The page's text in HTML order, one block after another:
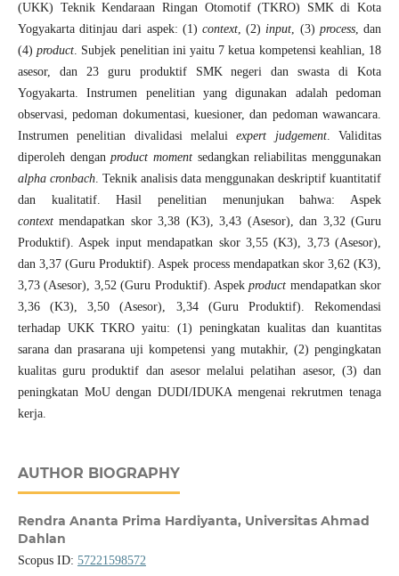
(UKK) Teknik Kendaraan Ringan Otomotif (TKRO) SMK di Kota
Yogyakarta ditinjau dari aspek: (1) context, (2)input, (3) process, dan
(4)product. Subjek penelitian ini yaitu 7 ketua kompetensi keahlian, 18
asesor, dan 23 guru produktif SMK negeri dan swasta di Kota
Yogyakarta. Instrumen penelitian yang digunakan adalah pedoman
observasi, pedoman dokumentasi, kuesioner, dan pedoman wawancara.
Instrumen penelitian divalidasi melaluiexpert judgement. Validitas
diperoleh denganproduct moment sedangkan reliabilitas menggunakan
alpha cronbach. Teknik analisis data menggunakan deskriptif kuantitatif
dan kualitatif. Hasil penelitian menunjukan bahwa: Aspek
contextmendapatkan skor 3,38 (K3), 3,43 (Asesor), dan 3,32 (Guru
Produktif). Aspek input mendapatkan skor 3,55 (K3), 3,73 (Asesor),
dan 3,37 (Guru Produktif). Aspek process mendapatkan skor 3,62 (K3),
3,73 (Asesor), 3,52 (Guru Produktif). Aspekproduct mendapatkan skor
3,36 (K3), 3,50 (Asesor), 3,34 (Guru Produktif). Rekomendasi
terhadap UKK TKRO yaitu: (1) peningkatan kualitas dan kuantitas
sarana dan prasarana uji kompetensi yang mutakhir, (2) pengingkatan
kualitas guru produktif dan asesor melalui pelatihan asesor, (3) dan
peningkatan MoU dengan DUDI/IDUKA mengenai rekrutmen tenaga
kerja.
AUTHOR BIOGRAPHY
Rendra Ananta Prima Hardiyanta, Universitas Ahmad
Dahlan
Scopus ID: 57221598572